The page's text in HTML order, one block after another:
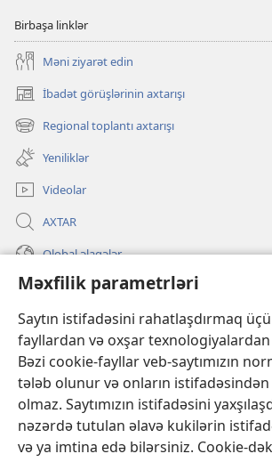
Məxfilik parametrləri
Saytın istifadəsini rahatlaşdırmaq
fayllardan və oxşar
Bəzi cookie-fayllar veb-saytımızın
tələb olunur və onların
olmaz. Saytımızın istifadəsini
nəzərdə tutulan əlavə kukilərin
və ya imtina edə bilərsiniz. Cookie-
Birbaşa linklər
Məni ziyarət edin
İbadət görüşlərinin axtarışı
(yeni
pəncərə
açılır)
Regional toplantı axtarışı
(yeni
pəncərə
açılır)
Yeniliklər
Videolar
AXTAR
Qlobal əlaqələr
KÖMƏK
(yeni
pəncərə
açılır) Gözətçi qülləsinin ONLAYN KİTABXANASI™
(yeni
pəncərə
açılır) JW Hub
(yeni
pəncərə
®